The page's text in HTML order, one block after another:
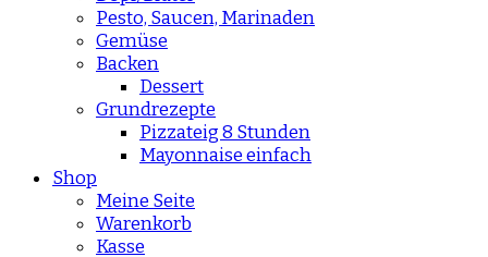
Pesto, Saucen, Marinaden
Gemüse
Backen
Dessert
Grundrezepte
Pizzateig 8 Stunden
Mayonnaise einfach
Shop
Meine Seite
Warenkorb
Kasse